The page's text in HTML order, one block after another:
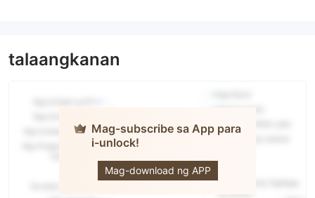
talaangkanan
Mag-subscribe sa App para
i-unlock!
Mag-download ng APP